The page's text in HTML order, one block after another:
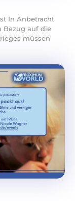
Bezug auf die
müssen